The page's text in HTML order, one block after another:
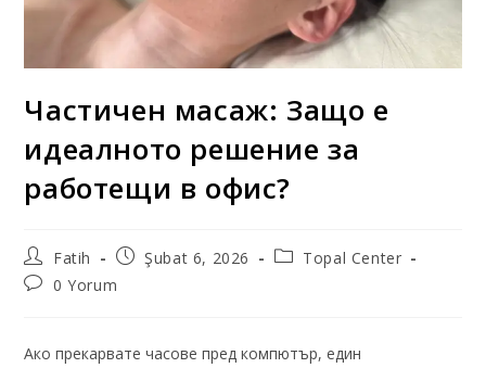
Частичен масаж: Защо е
идеалното решение за
работещи в офис?
Fatih Şubat 6, 2026
Topal Center
0 Yorum
Ако прекарвате часове пред компютър, един